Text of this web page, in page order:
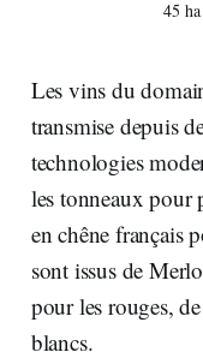
45
Les vins du
transmise depuis
technologies
les tonneaux pour
en chêne français
sont issus de
pour les rouges,
blancs.